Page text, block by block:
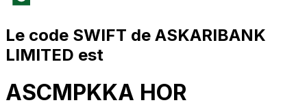
Le code SWIFT de ASKARIBANK
LIMITED est
ASCMPKKA HOR